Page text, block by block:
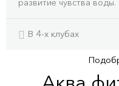
развитие чувства воды.
В 4-x клубах